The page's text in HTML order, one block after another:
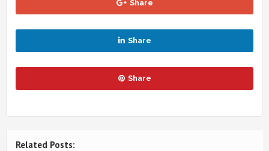
Share
Share
Share
Related Posts: